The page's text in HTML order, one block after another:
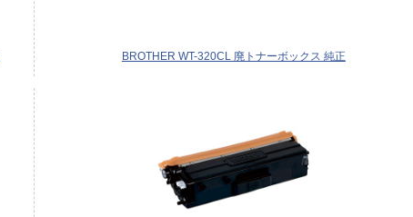
BROTHER WT-320CL 廃トナーボックス 純正